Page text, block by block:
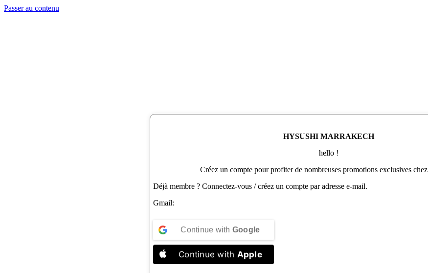
Passer au contenu
HYSUSHI MARRAKECH
hello !
Créez un compte pour profiter de nombreuses promotions exclusives chez
Déjà membre ? Connectez-vous / créez un compte par adresse e-mail.
Gmail:
Continue with Google
Continue with Apple